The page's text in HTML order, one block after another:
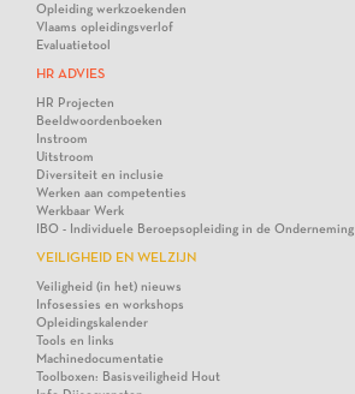
Opleiding werkzoekenden
Vlaams opleidingsverlof
Evaluatietool
HR ADVIES
HR Projecten
Beeldwoordenboeken
Instroom
Uitstroom
Diversiteit en inclusie
Werken aan competenties
Werkbaar Werk
IBO - Individuele Beroepsopleiding in de Onderneming
VEILIGHEID EN WELZIJN
Veiligheid (in het) nieuws
Infosessies en workshops
Opleidingskalender
Tools en links
Machinedocumentatie
Toolboxen: Basisveiligheid Hout